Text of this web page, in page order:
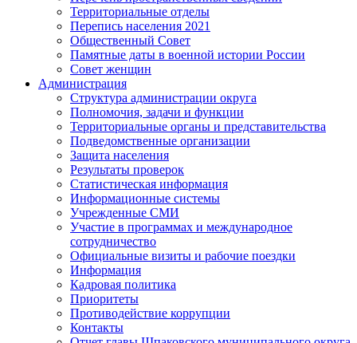
Территориальные отделы
Перепись населения 2021
Общественный Совет
Памятные даты в военной истории России
Совет женщин
Администрация
Структура администрации округа
Полномочия, задачи и функции
Территориальные органы и представительства
Подведомственные организации
Защита населения
Результаты проверок
Статистическая информация
Информационные системы
Учрежденные СМИ
Участие в программах и международное
сотрудничество
Официальные визиты и рабочие поездки
Информация
Кадровая политика
Приоритеты
Противодействие коррупции
Контакты